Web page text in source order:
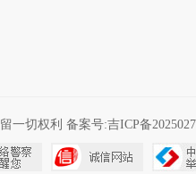
一切权利 备案号:吉ICP备